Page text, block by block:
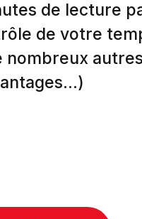
de lecture
de votre
nombreux autres